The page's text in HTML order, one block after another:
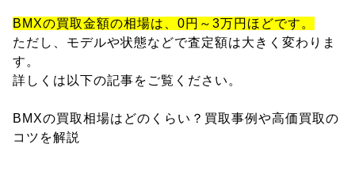
BMXの買取金額の相場は、0円～3万円ほどです。
ただし、モデルや状態などで査定額は大きく変わりま
す。
詳しくは以下の記事をご覧ください。
BMXの買取相場はどのくらい？買取事例や高価買取の
コツを解説